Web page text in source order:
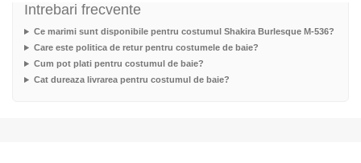
Intrebari frecvente
Ce marimi sunt disponibile pentru costumul Shakira Burlesque M-536?
Care este politica de retur pentru costumele de baie?
Cum pot plati pentru costumul de baie?
Cat dureaza livrarea pentru costumul de baie?